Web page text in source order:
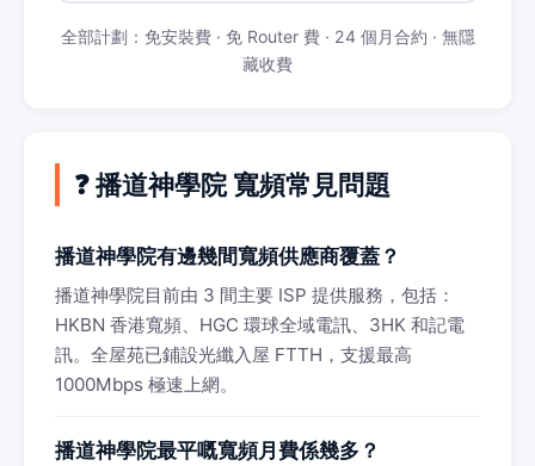
全部計劃：免安裝費 · 免 Router 費 · 24 個月合約 · 無隱
藏收費
❓ 播道神學院 寬頻常見問題
播道神學院有邊幾間寬頻供應商覆蓋？
播道神學院目前由 3 間主要 ISP 提供服務，包括：
HKBN 香港寬頻、HGC 環球全域電訊、3HK 和記電
訊。全屋苑已鋪設光纖入屋 FTTH，支援最高
1000Mbps 極速上網。
播道神學院最平嘅寬頻月費係幾多？